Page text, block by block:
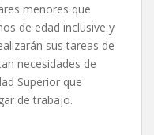
menores que
de edad inclusive y
sus tareas de
necesidades de
Superior que
de trabajo.